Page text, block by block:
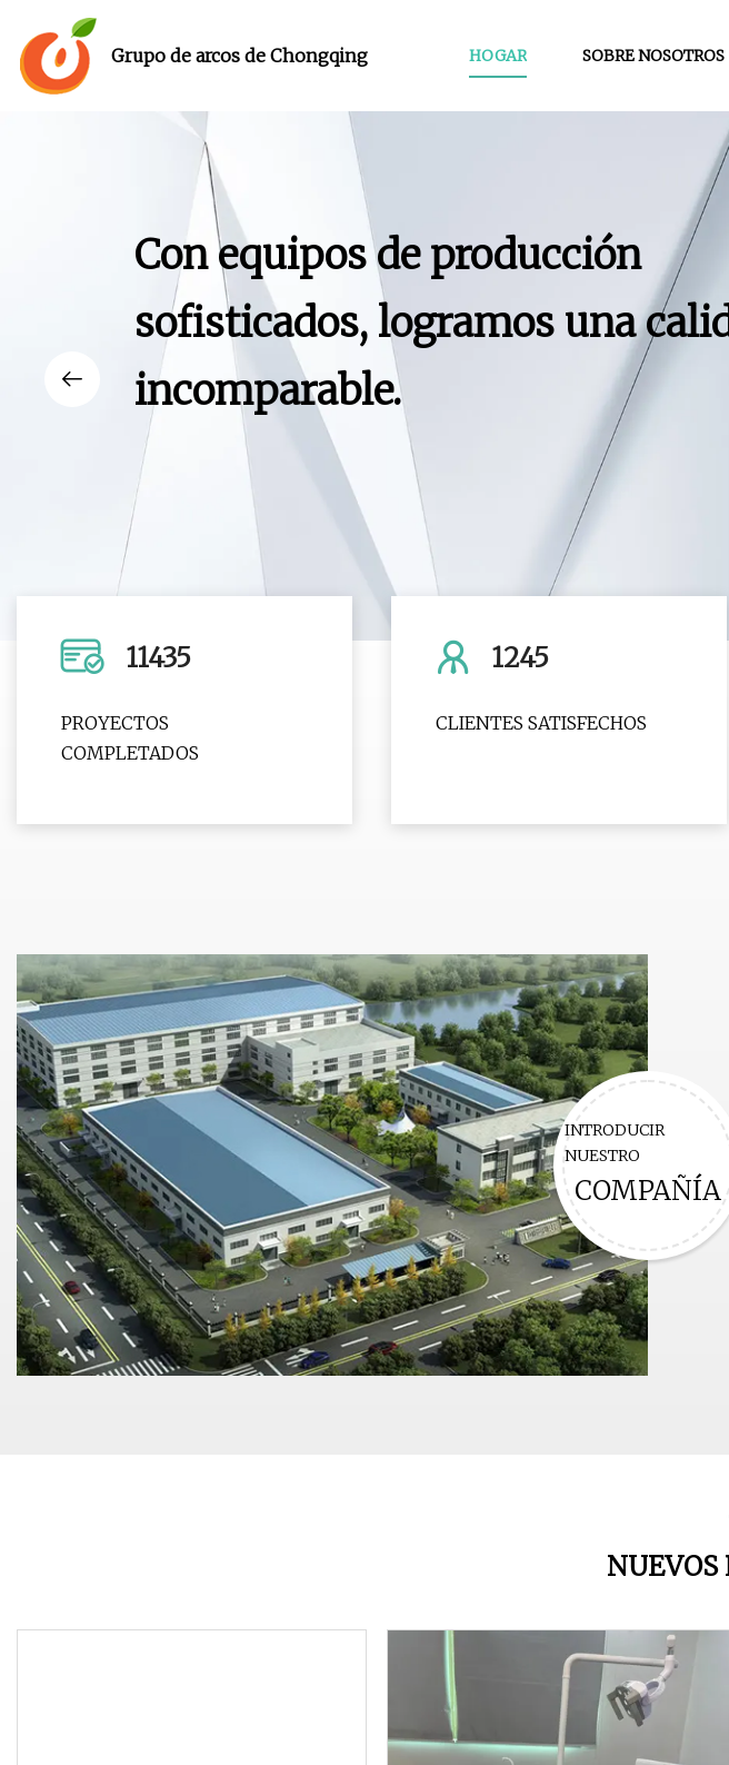
Grupo de arcos de Chongqing HOGAR SOBRE NOSOTROS
11435
PROYECTOS
COMPLETADOS
1245
CLIENTES SATISFECHOS
INTRODUCIR
NUESTRO
COMPAÑÍA
NUEVOS